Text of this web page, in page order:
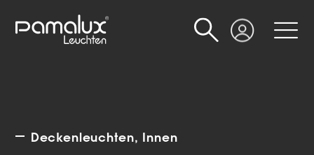
Login
Suche
Deckenleuchten Innen